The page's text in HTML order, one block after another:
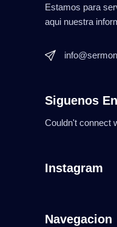
Estamos para
aqui nuestra
Siguenos
Couldn't connect
Instagram
Navegacion